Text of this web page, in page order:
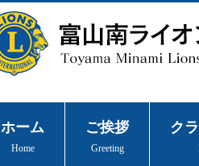
ホーム
Home
ご挨拶
Greeting
ク